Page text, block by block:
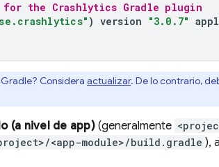
for the Crashlytics Gradle plugin
) version "3.0.7"
Considera actualizar. De lo contrario,
(a nivel de app)(generalmente
<app-module>/build.gradle ),